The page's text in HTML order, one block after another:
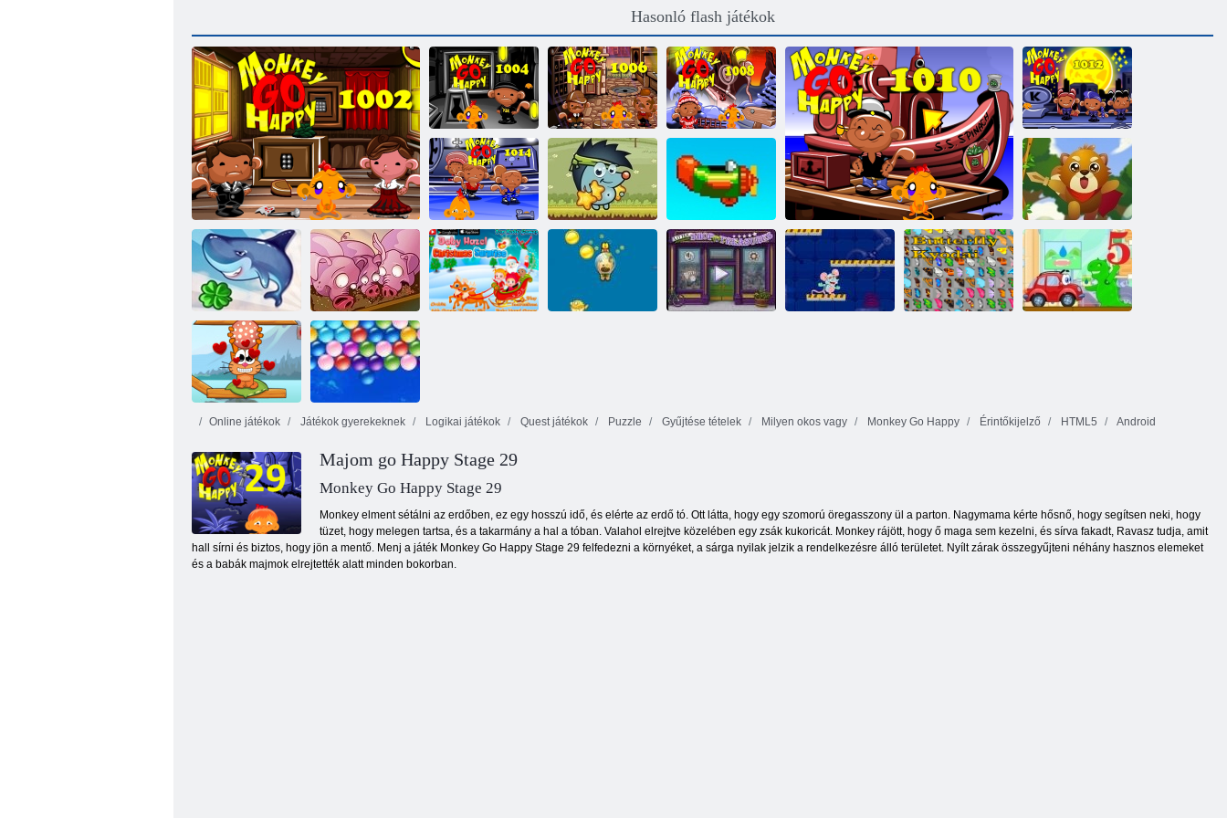
Hasonló flash játékok
Monkey Go Happy Stage 1002
Monkey Go
Happy Stage
1004
Monkey Go
Happy Stage
1006
Monkey Go
Happy Stage
1008
Monkey Go
Happy Stage
1012
Monkey Go
Happy Stage
1014
Sboschik alma
Ismételd meg
újra
Mókus Hero
Repülő cápa Fuss, Pig, Run
Macska a világ -
Alpine Lakes
Végtelen
Bubbles
Online játékok Játékok gyerekeknek Logikai játékok Quest játékok Puzzle Gyűjtése tételek Milyen okos vagy Monkey Go Happy Érintőkijelző HTML5 Android
Majom go Happy Stage 29
Monkey Go Happy Stage 29
Monkey elment sétálni az erdőben, ez egy hosszú idő, és elérte az erdő tó. Ott látta, hogy egy szomorú öregasszony ül a parton. Nagymama kérte hősnő, hogy segítsen neki, hogy
tüzet, hogy melegen tartsa, és a takarmány a hal a tóban. Valahol elrejtve közelében egy zsák kukoricát. Monkey rájött, hogy ő maga sem kezelni, és sírva fakadt, Ravasz tudja, amit
hall sírni és biztos, hogy jön a mentő. Menj a játék Monkey Go Happy Stage 29 felfedezni a környéket, a sárga nyilak jelzik a rendelkezésre álló területet. Nyílt zárak összegyűjteni néhány hasznos elemeket
és a babák majmok elrejtették alatt minden bokorban.